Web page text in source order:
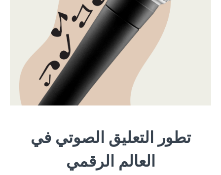
تطور التعليق الصوتي في
العالم الرقمي